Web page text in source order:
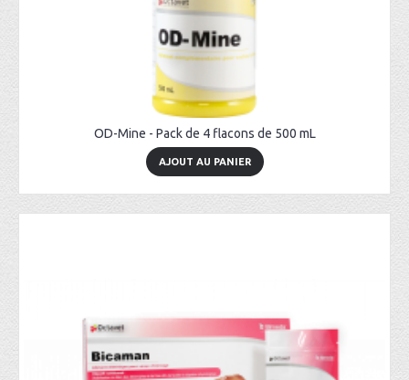
OD-Mine - Pack de 4 flacons de 500 mL
AJOUT AU PANIER